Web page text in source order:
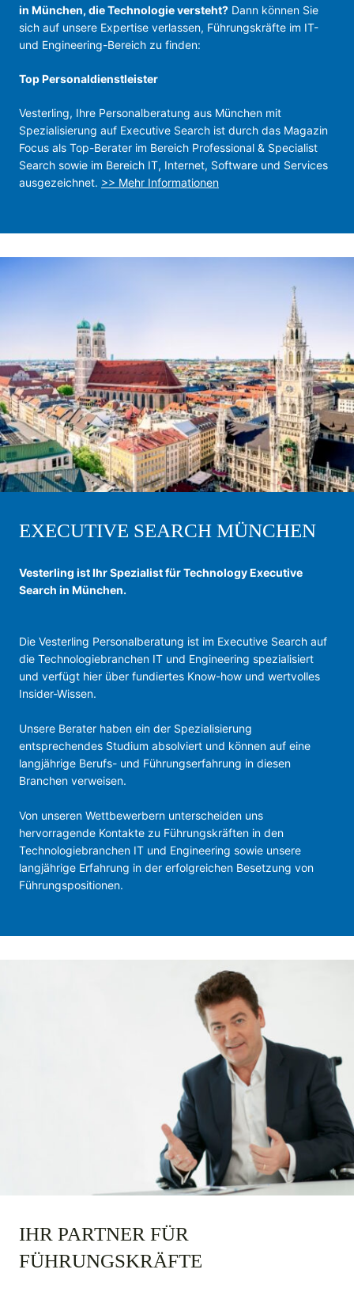
in München, die Technologie versteht? Dann können Sie
sich auf unsere Expertise verlassen, Führungskräfte im IT-
und Engineering-Bereich zu finden:
Top Personal­dienstleister
Vesterling, Ihre Personalberatung aus München mit
Spezialisierung auf Executive Search ist durch das Magazin
Focus als Top-Berater im Bereich Professional & Specialist
Search sowie im Bereich IT, Internet, Software und Services
ausgezeichnet. >> Mehr Informationen
EXECUTIVE SEARCH MÜNCHEN
Vesterling ist Ihr Spezialist für Technology Executive
Search in München.
Die Vesterling Personalberatung ist im Executive Search auf
die Technologie­branchen IT und Engineering spezialisiert
und verfügt hier über fundiertes Know-how und wertvolles
Insider-Wissen.
Unsere Berater haben ein der Spezialisierung
entsprechendes Studium absolviert und können auf eine
langjährige Berufs- und Führungs­erfahrung in diesen
Branchen verweisen.
Von unseren Wettbewerbern unterscheiden uns
hervorragende Kontakte zu Führungskräften in den
Technologiebranchen IT und Engineering sowie unsere
langjährige Erfahrung in der erfolgreichen Besetzung von
Führungspositionen.
IHR PARTNER FÜR
FÜHRUNGSKRÄFTE